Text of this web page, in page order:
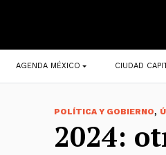
Navegación
principal
AGENDA MÉXICO CIUDAD
POLÍTICA Y GOBIERNO,
2024: